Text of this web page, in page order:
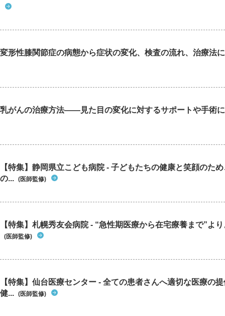
変形性膝関節症の病態から症状の変化、検査の流れ、治療法
乳がんの治療方法――見た目の変化に対するサポートや手術
【特集】静岡県立こども病院 - 子どもたちの健康と笑顔のた
の... (医師監修)
【特集】札幌秀友会病院 - “急性期医療から在宅療養まで”よ
(医師監修)
【特集】仙台医療センター - 全ての患者さんへ適切な医療の
健... (医師監修)